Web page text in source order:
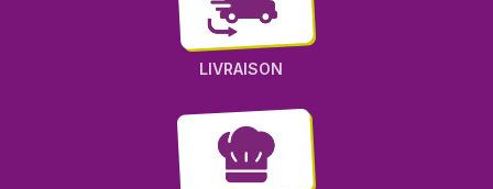
LIVRAISON